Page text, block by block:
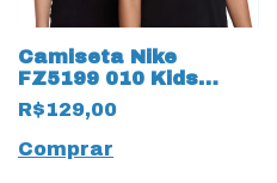
Camiseta Nike
FZ5199 010 Kids
Infantil Training
19978 Dry
R$129,00
Comprar